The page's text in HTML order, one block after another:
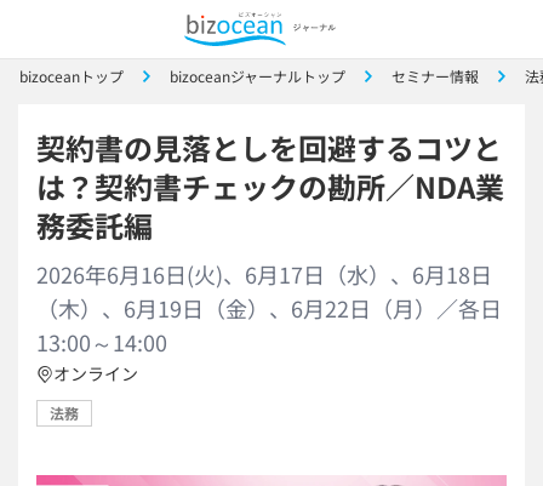
bizoceanトップ bizoceanジャーナルトップ セミナー情報 法
契約書の見落としを回避するコツと
は？契約書チェックの勘所／NDA業
務委託編
2026年6月16日(火)、6月17日（水）、6月18日
（木）、6月19日（金）、6月22日（月）／各日
13:00～14:00
オンライン
法務